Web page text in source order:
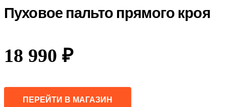
Пуховое пальто прямого кроя
18 990 ₽
ПЕРЕЙТИ В МАГАЗИН